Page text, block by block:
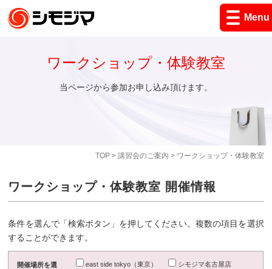
Menu
TOP> 講習会のご案内 > ワークショップ・体験教室
ワークショップ・体験教室
当ページから参加お申し込み頂けます。
ワークショップ・体験教室 開催情報
条件を選んで「検索ボタン」を押してください。複数の項目を選択
することができます。
開催場所を選
east side tokyo（東京）
シモジマ名古屋店